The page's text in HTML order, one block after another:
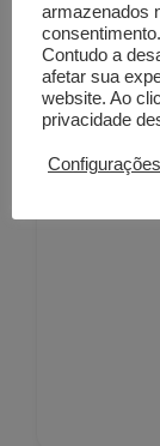
armazenados
Contudo a
afetar sua
website. Ao
privacidade